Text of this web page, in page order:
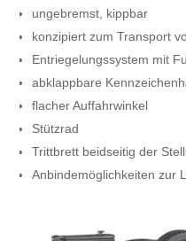
ungebremst, kippbar
konzipiert zum Transport
Entriegelungssystem mit
abklappbare
flacher Auffahrwinkel
Stützrad
Trittbrett beidseitig der
Anbindemöglichkeiten zur